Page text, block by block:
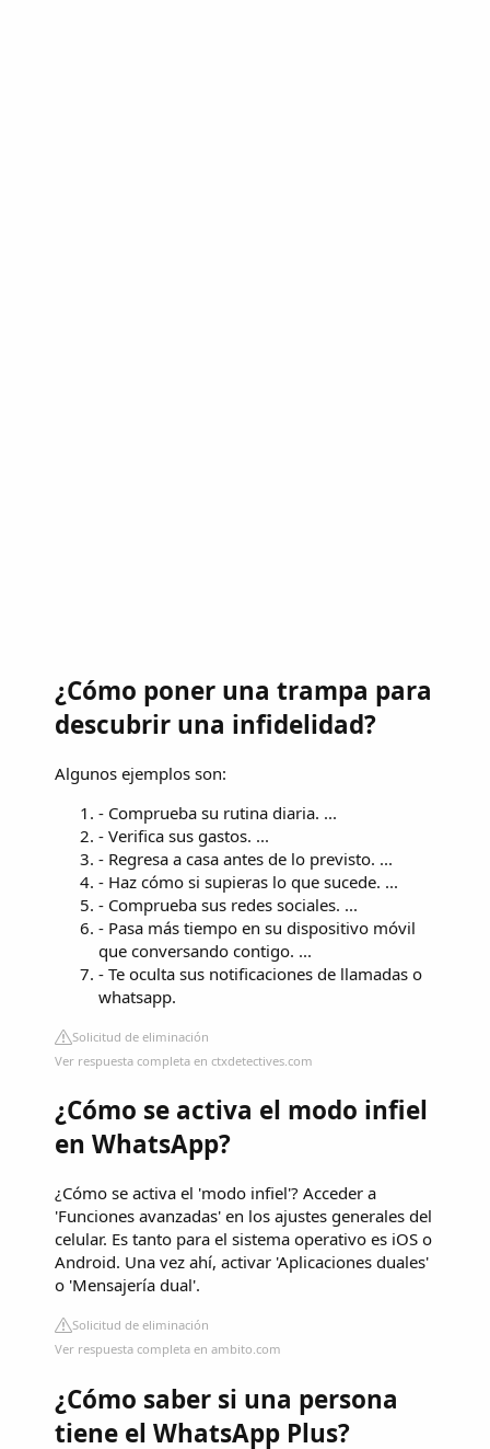
¿Cómo poner una trampa para
descubrir una infidelidad?
Algunos ejemplos son:
- Comprueba su rutina diaria. ...
- Verifica sus gastos. ...
- Regresa a casa antes de lo previsto. ...
- Haz cómo si supieras lo que sucede. ...
- Comprueba sus redes sociales. ...
- Pasa más tiempo en su dispositivo móvil
que conversando contigo. ...
- Te oculta sus notificaciones de llamadas o
whatsapp.
Solicitud de eliminación
Ver respuesta completa en ctxdetectives.com
¿Cómo se activa el modo infiel
en WhatsApp?
¿Cómo se activa el 'modo infiel'? Acceder a
'Funciones avanzadas' en los ajustes generales del
celular. Es tanto para el sistema operativo es iOS o
Android. Una vez ahí, activar 'Aplicaciones duales'
o 'Mensajería dual'.
Solicitud de eliminación
Ver respuesta completa en ambito.com
¿Cómo saber si una persona
tiene el WhatsApp Plus?